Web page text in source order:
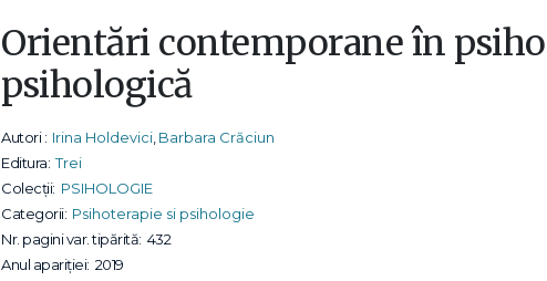
Orientări contemporane în
psihologică
Autori : Irina Holdevici Barbara Crăciun
Editura: Trei
Colecții: PSIHOLOGIE
Categorii: Psihoterapie si psihologie
Nr. pagini var. tipărită: 432
Anul apariției: 2019